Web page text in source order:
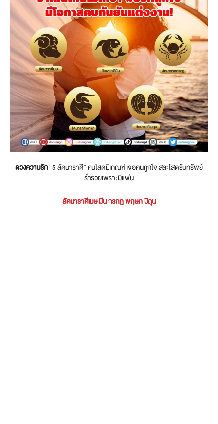
ดวงความรัก“5 ลัคนาราศี” คนโสดมีเกณฑ์ เจอคนถูกใจ สละโสดรับทรัพย์
ร่ำรวยเพราะมีแฟน
ลัคนาราศีเมษ มีน กรกฎ พฤษภ มิถุน